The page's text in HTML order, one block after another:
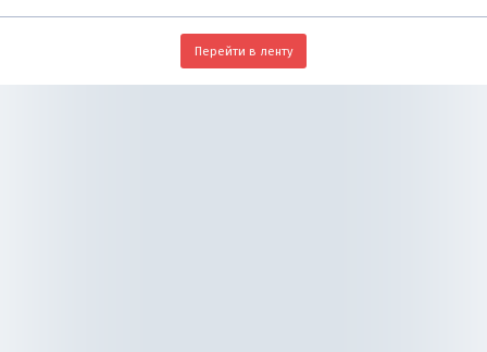
Перейти в ленту